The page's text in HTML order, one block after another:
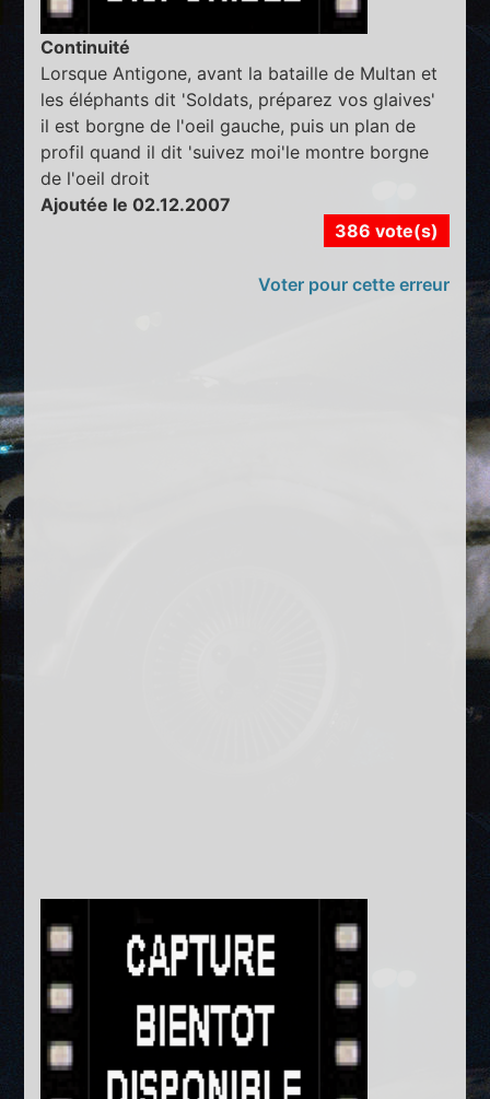
Continuité
Lorsque Antigone, avant la bataille de Multan et
les éléphants dit 'Soldats, préparez vos glaives'
il est borgne de l'oeil gauche, puis un plan de
profil quand il dit 'suivez moi'le montre borgne
de l'oeil droit
Ajoutée le 02.12.2007
386 vote(s)
Voter pour cette erreur